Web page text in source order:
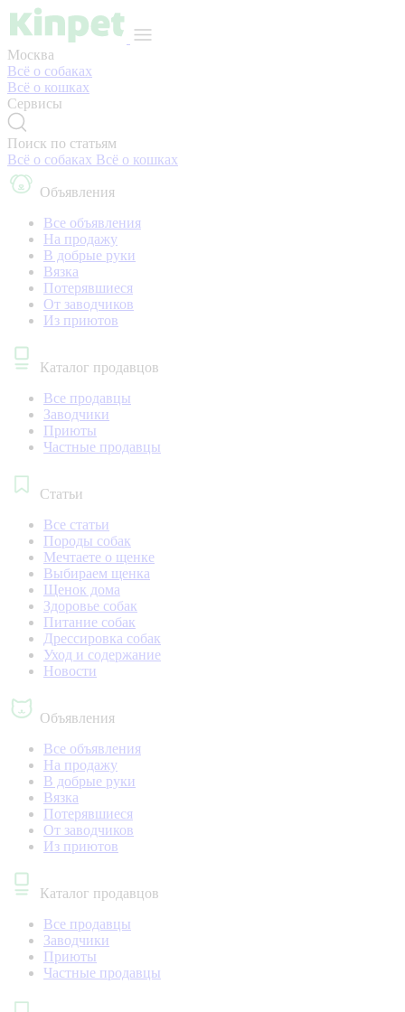
Москва
Всё о собаках
Всё о кошках
Сервисы
Поиск по статьям
Всё о собаках Всё о кошках
Объявления
Все объявления
На продажу
В добрые руки
Вязка
Потерявшиеся
От заводчиков
Из приютов
Каталог продавцов
Все продавцы
Заводчики
Приюты
Частные продавцы
Статьи
Все статьи
Породы собак
Мечтаете о щенке
Выбираем щенка
Щенок дома
Здоровье собак
Питание собак
Дрессировка собак
Уход и содержание
Новости
Объявления
Все объявления
На продажу
В добрые руки
Вязка
Потерявшиеся
От заводчиков
Из приютов
Каталог продавцов
Все продавцы
Заводчики
Приюты
Частные продавцы